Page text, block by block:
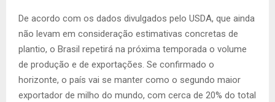
De acordo com os dados divulgados pelo USDA, que ainda
não levam em consideração estimativas concretas de
plantio, o Brasil repetirá na próxima temporada o volume
de produção e de exportações. Se confirmado o
horizonte, o país vai se manter como o segundo maior
exportador de milho do mundo, com cerca de 20% do total